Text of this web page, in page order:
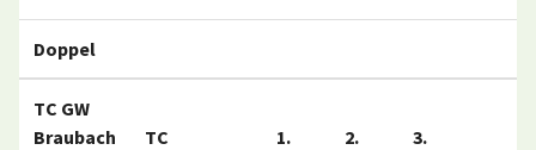
Doppel
TC GW
Braubach
TC
1.
2.
3.